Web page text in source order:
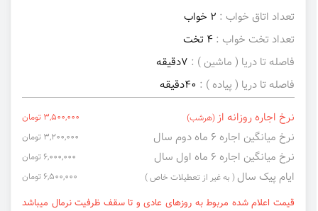
تعداد اتاق خواب : 2 خواب
تعداد تخت خواب : 4 تخت
فاصله تا دریا ( ماشین ) : 7دقیقه
فاصله تا دریا ( پیاده ) : 40دقیقه
نرخ اجاره روزانه از (هرشب) 3,500,000 تومان
نرخ میانگین اجاره ۶ ماه دوم سال 3,200,000 تومان
نرخ میانگین اجاره ۶ ماه اول سال 6,000,000 تومان
ایام پیک سال ( به غیر از تعطیلات خاص ) 6,500,000 تومان
قیمت اعلام شده مربوط به روزهای عادی و تا سقف ظرفیت نرمال میباشد